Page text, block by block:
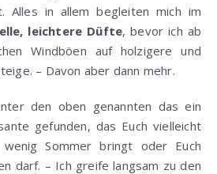
Alles in allem begleiten mich im
leichtere Düfte, bevor ich ab
Windböen auf holzigere und
– Davon aber dann mehr.
den oben genannten das ein
gefunden, das Euch vielleicht
Sommer bringt oder Euch
darf. – Ich greife langsam zu den